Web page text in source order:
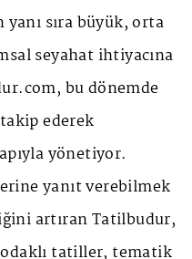
sıra büyük, orta
seyahat ihtiyacına
bu dönemde
ederek
yönetiyor.
yanıt verebilmek
artıran Tatilbudur,
tatiller, tematik